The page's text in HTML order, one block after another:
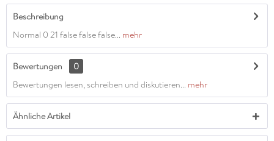
Beschreibung
Normal 0 21 false false false... mehr
Bewertungen
0
Bewertungen lesen, schreiben und diskutieren... mehr
Ähnliche Artikel